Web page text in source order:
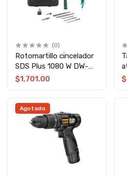
(0)
Rotomartillo cincelador
SDS Plus 1080 W DW-
7028 Dewinner
$1,701.00
Agotado